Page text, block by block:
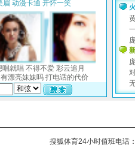
搜狐体育24小时值班电话